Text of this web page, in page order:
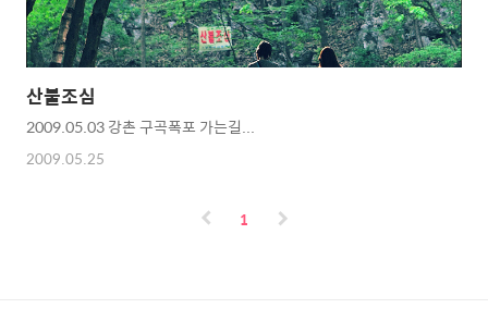
산불조심
2009.05.03 강촌 구곡폭포 가는길...
2009.05.25
1